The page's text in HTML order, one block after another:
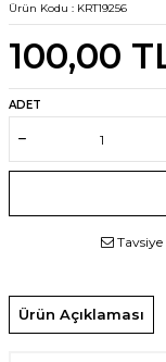
Ürün Kodu : KRT19256
100,00
ADET
Tavsiye
Ürün Açıklaması